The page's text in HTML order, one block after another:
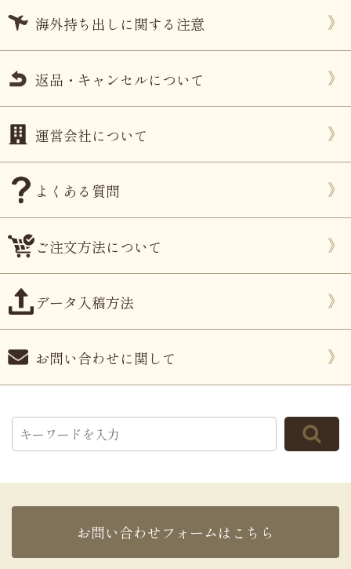
海外持ち出しに関する注意
返品・キャンセルについて
運営会社について
よくある質問
ご注文方法について
データ入稿方法
お問い合わせに関して
お問い合わせフォームはこちら